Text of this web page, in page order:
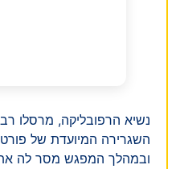
נשיא הרפובליקה, מרסלו
השגרירה המיועדת של
ובמהלך המפגש מסר לה